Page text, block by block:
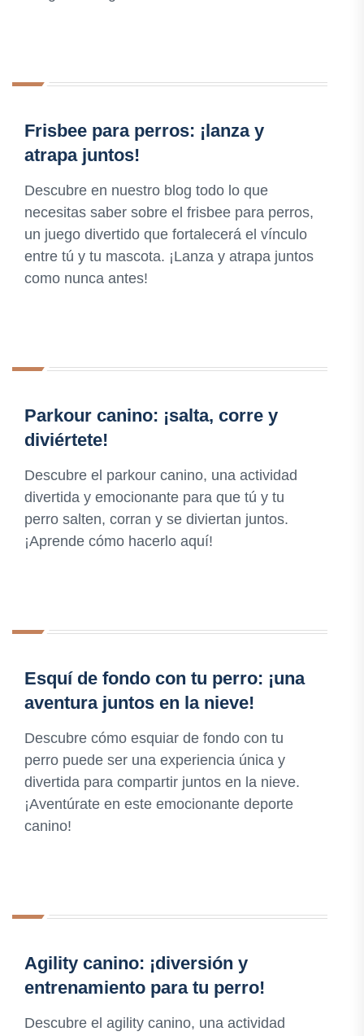
Frisbee para perros: ¡lanza y
atrapa juntos!
Descubre en nuestro blog todo lo que
necesitas saber sobre el frisbee para perros,
un juego divertido que fortalecerá el vínculo
entre tú y tu mascota. ¡Lanza y atrapa juntos
como nunca antes!
Parkour canino: ¡salta, corre y
diviértete!
Descubre el parkour canino, una actividad
divertida y emocionante para que tú y tu
perro salten, corran y se diviertan juntos.
¡Aprende cómo hacerlo aquí!
Esquí de fondo con tu perro: ¡una
aventura juntos en la nieve!
Descubre cómo esquiar de fondo con tu
perro puede ser una experiencia única y
divertida para compartir juntos en la nieve.
¡Aventúrate en este emocionante deporte
canino!
Agility canino: ¡diversión y
entrenamiento para tu perro!
Descubre el agility canino, una actividad